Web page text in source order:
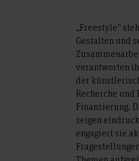
„Freestyle“
Gestalten und
verantworten
der
Recherche und
Finanzierung.
zeigen
engagiert sie